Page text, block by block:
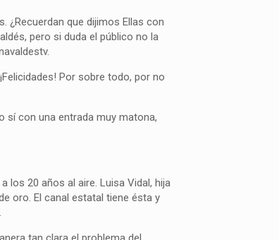
¿Recuerdan que dijimos Ellas con
pero si duda el público no la
Por sobre todo, por no
sí con una entrada muy matona,
los 20 años al aire. Luisa Vidal, hija
oro. El canal estatal tiene ésta y